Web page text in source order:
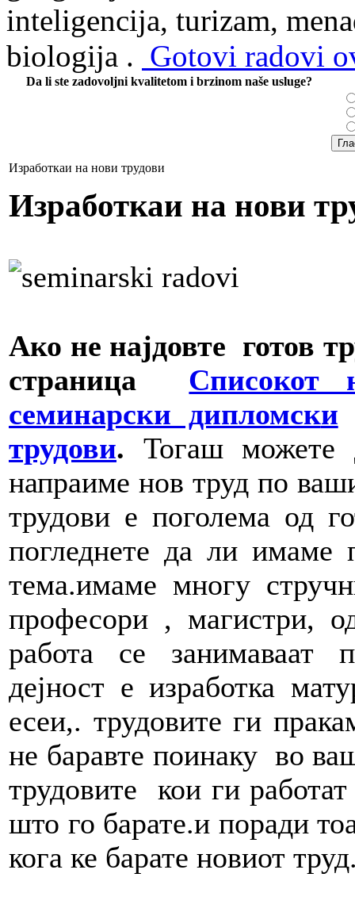
inteligencija, turizam,
biologija . Gotovi radovi
Da li ste zadovoljni kvalitetom i brzinom naše usluge?
Изработкаи на нови трудови
Изработкаи на нови
Ако не најдовте готов
страница Списокот
семинарски дипломски
трудови. Тогаш можете
напраиме нов труд по
трудови е поголема од
погледнете да ли имаме
тема.имаме многу
професори , магистри,
работа се занимаваат
дејност е изработка
есеи,. трудовите ги
не баравте поинаку во
трудовите кои ги
што го барате.и поради
кога ке барате новиот